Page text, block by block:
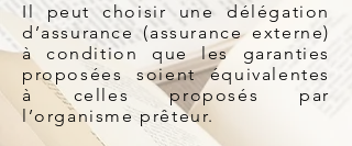
Il peut choisir une délégation
d’assurance (assurance externe)
à condition que les garanties
proposées soient équivalentes
à celles proposés par
l’organisme prêteur.